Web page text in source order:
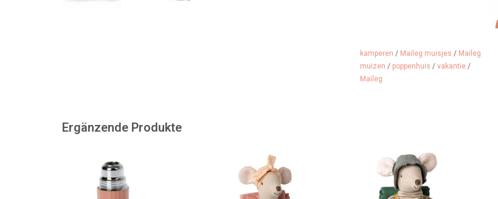
kamperen / Maileg muisjes / Maileg
muizen / poppenhuis / vakantie /
Maileg
Ergänzende Produkte
Becher / weiche Korallen
ZUM WARENKORB HINZUFÜGEN
Diese Wandermaus aus Maileg
liebt lange Spaziergänge und die
Natur, deshalb hat sie ihren
Schlafsack mitgenommen!
Diese Wandermaus aus Maileg
liebt lange Spaziergänge und die
Natur, deshalb hat sie ihren
Schlafsack mitgebracht!